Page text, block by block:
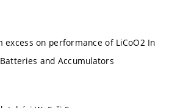
excess on performance of LiCoO2 In
and Accumulators